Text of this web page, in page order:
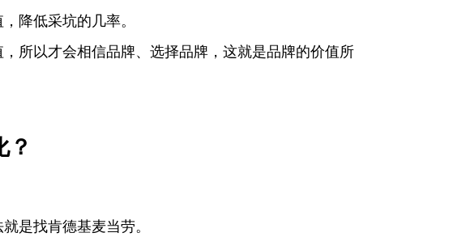
降低采坑的几率。
所以才会相信品牌、选择品牌，这就是品牌的价值所
？
是找肯德基麦当劳。